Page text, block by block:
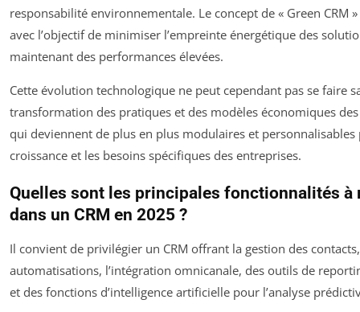
responsabilité environnementale. Le concept de « Green CRM
avec l’objectif de minimiser l’empreinte énergétique des
maintenant des performances élevées.
Cette évolution technologique ne peut cependant pas se faire
transformation des pratiques et des modèles économiques des
qui deviennent de plus en plus modulaires et
croissance et les besoins spécifiques des entreprises.
Quelles sont les principales fonctionnalités à
dans un CRM en 2025 ?
Il convient de privilégier un CRM offrant la gestion des
automatisations, l’intégration omnicanale, des outils de
et des fonctions d’intelligence artificielle pour l’analyse